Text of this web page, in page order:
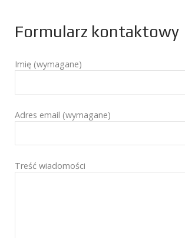
Formularz kontaktowy
Imię (wymagane)
Adres email (wymagane)
Treść wiadomości